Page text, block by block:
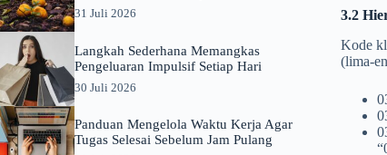
3.2
Kode
(lima-
31 Juli 2026
Langkah Sederhana Memangkas
Pengeluaran Impulsif Setiap Hari
30 Juli 2026
Panduan Mengelola Waktu Kerja Agar
Tugas Selesai Sebelum Jam Pulang